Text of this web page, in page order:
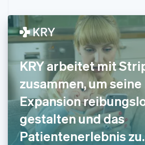
KRY arbeitet mit
zusammen, um seine
Expansion
gestalten und das
Patientenerlebnis zu
简体中文English
Finnland
EnglishSvenska
Frankreich
Français English
Gibraltar
English
Griechenland
English
Indien
English
Irland
English